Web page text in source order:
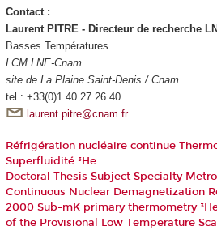
Contact :
Laurent PITRE - Directeur de recherche
Basses Températures
LCM LNE-Cnam
site de La Plaine Saint-Denis / Cnam
tel : +33(0)1.40.27.26.40
laurent.pitre@cnam.fr
Réfrigération nucléaire continue
Superfluidité ³He
Doctoral Thesis Subject Specialty
Continuous Nuclear Demagnetization
2000 Sub-mK primary thermometry
of the Provisional Low Temperature